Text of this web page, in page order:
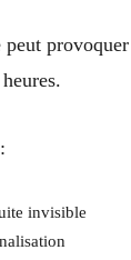
provoquer
invisible